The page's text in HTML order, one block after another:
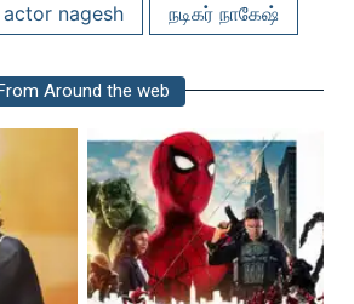
actor nagesh நடிகர் நாகேஷ்
Around the web